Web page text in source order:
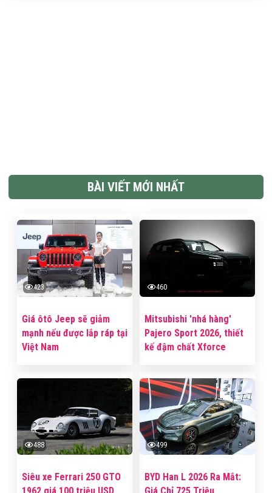
BÀI VIẾT MỚI NHẤT
423
Giá ôtô Jeep sẽ giảm
mạnh nếu được lắp ráp tại
Việt Nam
460
Mitsubishi 'nhá hàng'
Pajero Sport 2026, thiết
kế đậm chất Xforce
488
Siêu xe Ferrari 250 GTO
499
BYD Han L 2026 Ra Mắt: